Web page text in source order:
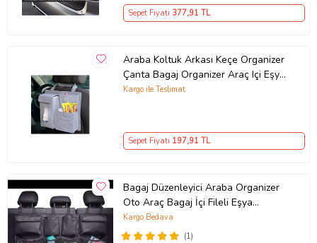
Sepet Fiyatı 377,91 TL
Araba Koltuk Arkası Keçe Organizer
Çanta Bagaj Organizer Araç Içi Eşya
Düzenleyici Gri
Kargo ile Teslimat
Sepet Fiyatı 197,91 TL
Bagaj Düzenleyici Araba Organizer
Oto Araç Bagaj İçi Fileli Eşya
Düzenleyici Organizeri Çantası
(Siyah)
(1)
Kargo Bedava